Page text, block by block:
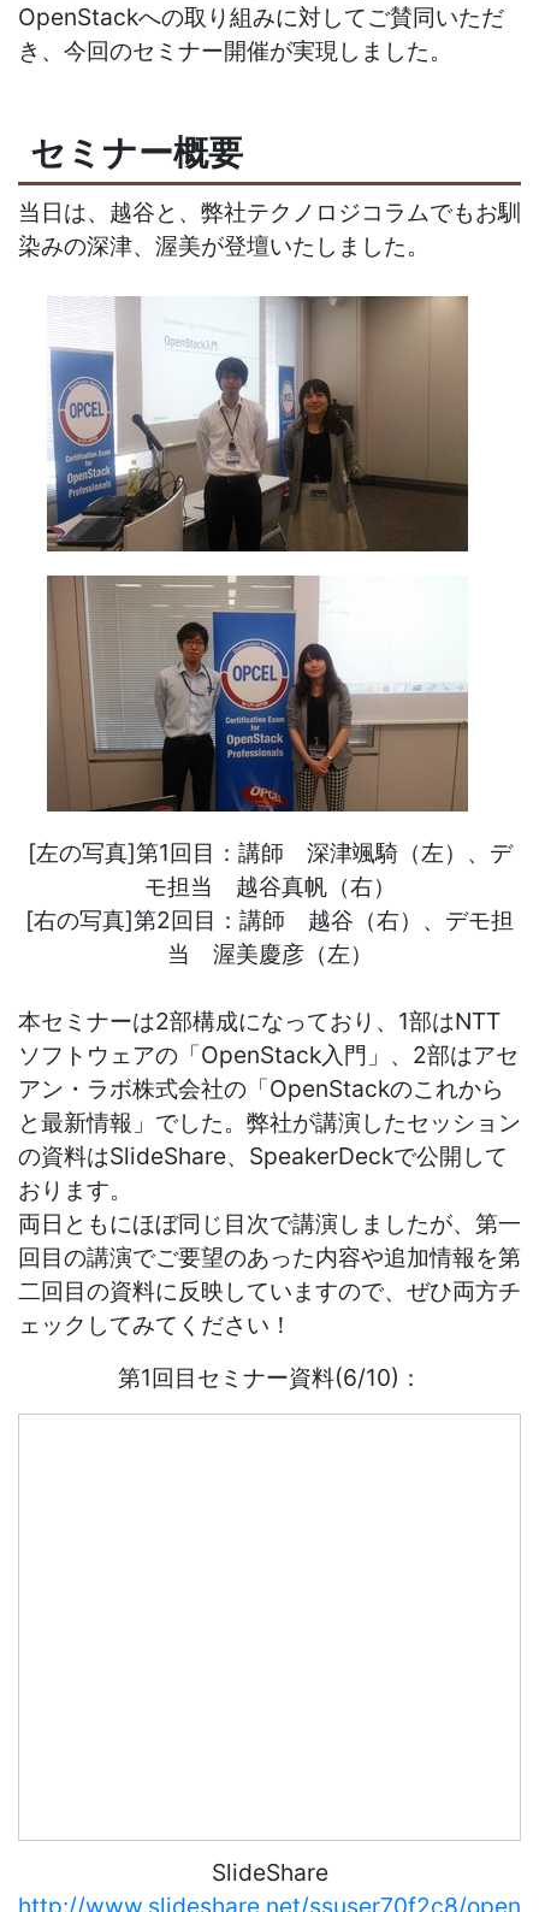
OpenStackへの取り組みに対してご賛同いただ
き、今回のセミナー開催が実現しました。
セミナー概要
当日は、越谷と、弊社テクノロジコラムでもお馴
染みの深津、渥美が登壇いたしました。
[左の写真]第1回目：講師 深津颯騎（左）、デ
モ担当 越谷真帆（右）
[右の写真]第2回目：講師 越谷（右）、デモ担
当 渥美慶彦（左）
本セミナーは2部構成になっており、1部はNTT
ソフトウェアの「OpenStack入門」、2部はアセ
アン・ラボ株式会社の「OpenStackのこれから
と最新情報」でした。弊社が講演したセッション
の資料はSlideShare、SpeakerDeckで公開して
おります。
両日ともにほぼ同じ目次で講演しましたが、第一
回目の講演でご要望のあった内容や追加情報を第
二回目の資料に反映していますので、ぜひ両方チ
ェックしてみてください！
第1回目セミナー資料(6/10)：
SlideShare
http://www.slideshare.net/ssuser70f2c8/open